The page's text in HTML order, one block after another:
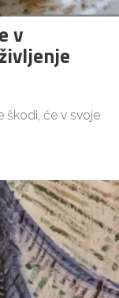
v
škodi, če v svoje